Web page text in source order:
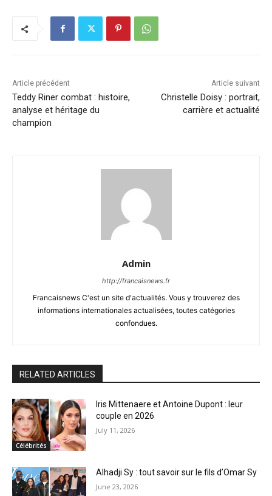
Article précédent
Teddy Riner combat : histoire,
analyse et héritage du
champion
Article suivant
Christelle Doisy : portrait,
carrière et actualité
Admin
http://francaisnews.fr
Francaisnews C'est un site d'actualités. Vous y trouverez des
informations internationales actualisées, toutes catégories
confondues.
RELATED ARTICLES
Célébrités
Iris Mittenaere et Antoine Dupont : leur
couple en 2026
July 11, 2026
Alhadji Sy : tout savoir sur le fils d’Omar Sy
June 23, 2026